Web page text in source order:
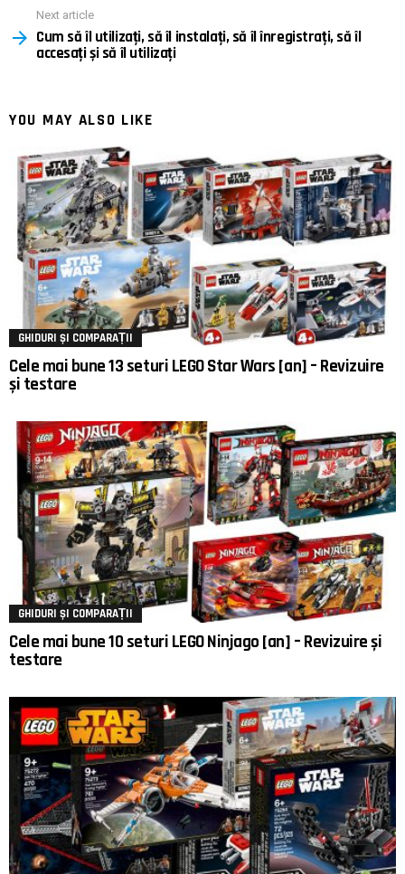
Next article
Cum să îl utilizați, să îl instalați, să îl înregistrați, să îl
accesați și să îl utilizați
YOU MAY ALSO LIKE
GHIDURI ȘI COMPARAȚII
Cele mai bune 13 seturi LEGO Star Wars [an] – Revizuire
și testare
GHIDURI ȘI COMPARAȚII
Cele mai bune 10 seturi LEGO Ninjago [an] – Revizuire și
testare